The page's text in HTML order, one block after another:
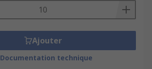
Ajouter
Documentation technique